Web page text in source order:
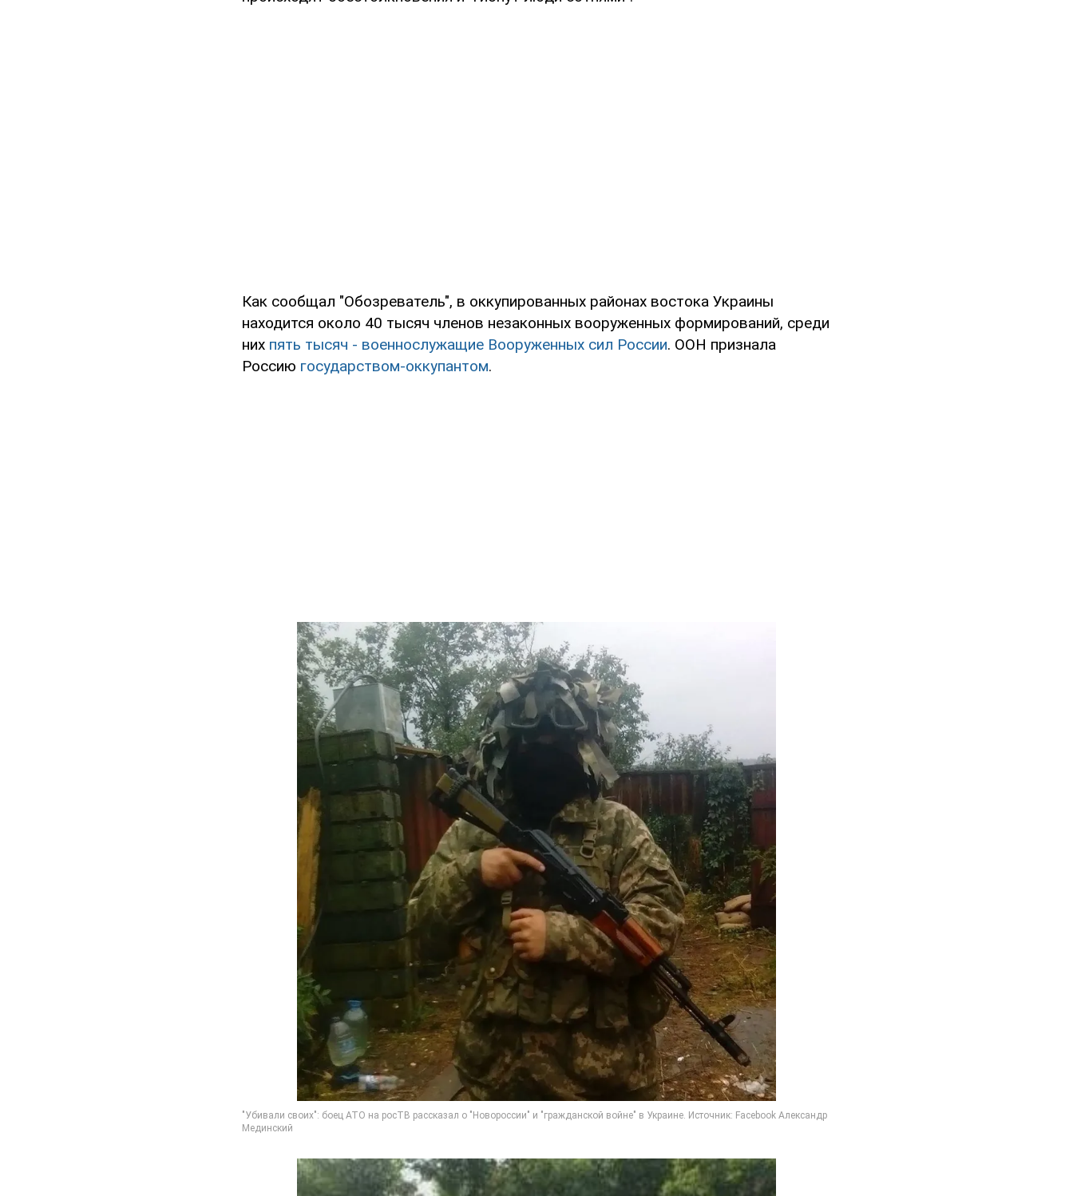
Как сообщал "Обозреватель", в оккупированных районах востока Украины
находится около 40 тысяч членов незаконных вооруженных формирований, среди
них пять тысяч - военнослужащие Вооруженных сил России. ООН признала
Россию государством-оккупантом.